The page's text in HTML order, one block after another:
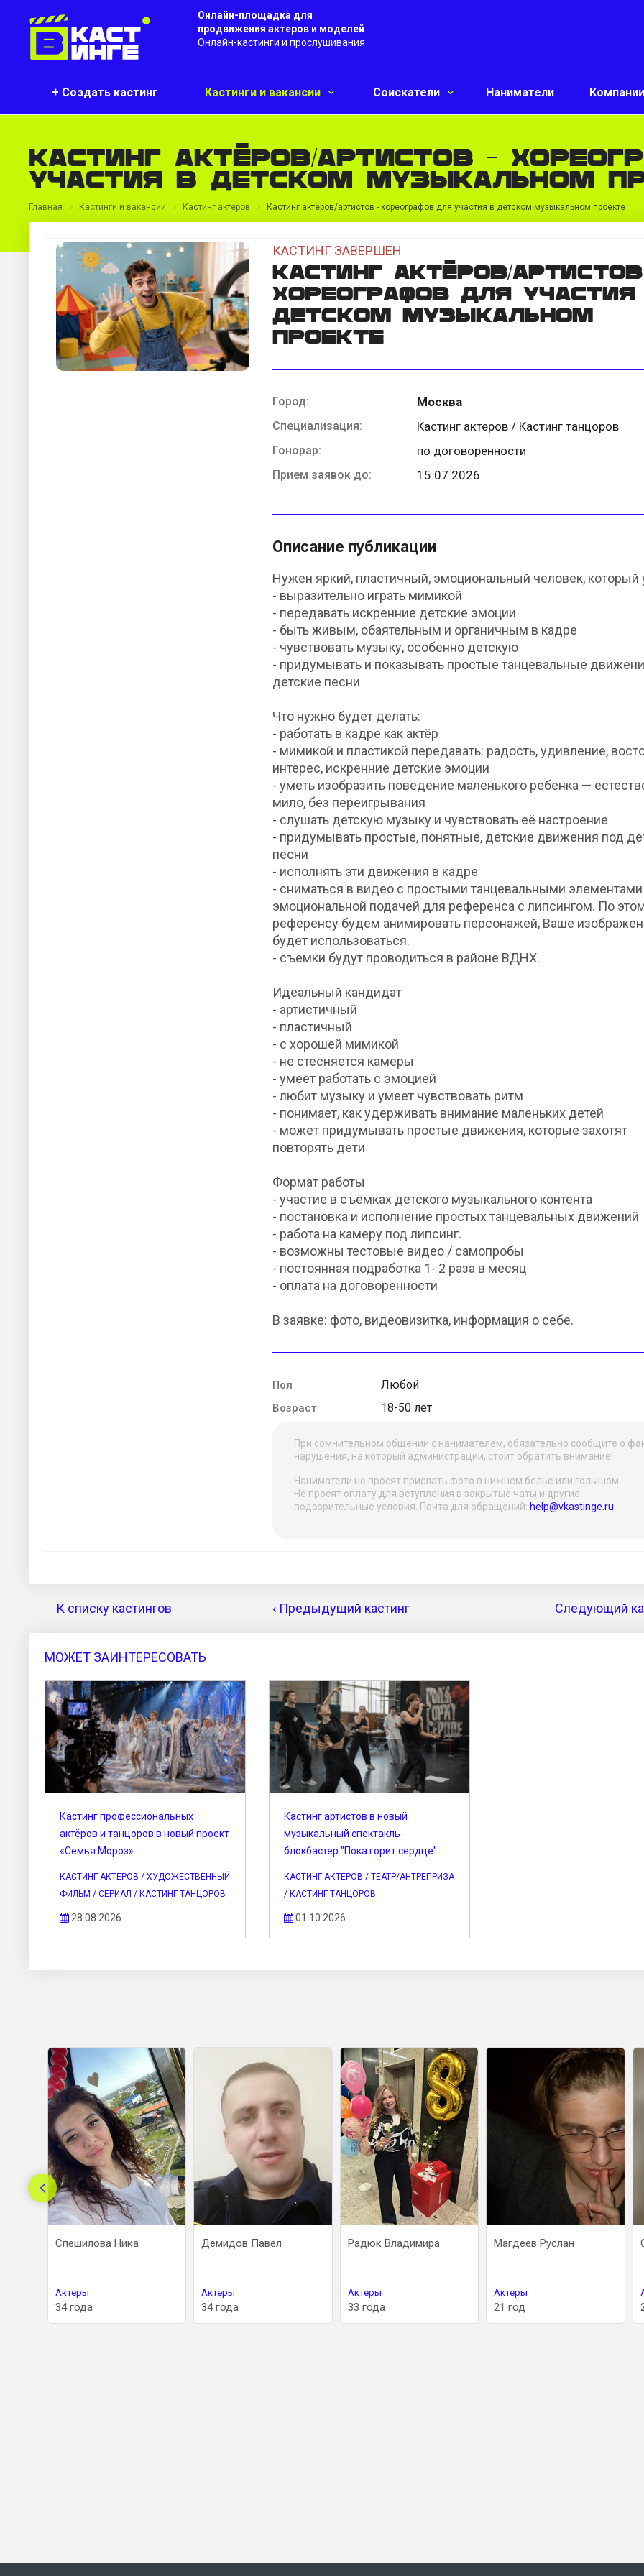
Онлайн-площадка для
продвижения актеров и моделей
Онлайн-кастинги и прослушивания
+ Создать кастинг Кастинги и вакансии Соискатели Наниматели Компании
Кастинг актёров/артистов -
участия в детском музыкальном
Главная Кастинги и вакансии Кастинг актеров Кастинг актёров/артистов - хореографов для участия в детском музыкальном проекте
КАСТИНГ ЗАВЕРШЕН
Кастинг актёров/
хореографов для участия
детском музыкальном
проекте
Город: Москва
Специализация: Кастинг актеров / Кастинг танцоров
Гонорар: по договоренности
Прием заявок до: 15.07.2026
Описание публикации
Нужен яркий, пластичный, эмоциональный человек, который
- выразительно играть мимикой
- передавать искренние детские эмоции
- быть живым, обаятельным и органичным в кадре
- чувствовать музыку, особенно детскую
- придумывать и показывать простые танцевальные
детские песни
Что нужно будет делать:
- работать в кадре как актёр
- мимикой и пластикой передавать: радость, удивление,
интерес, искренние детские эмоции
- уметь изобразить поведение маленького ребёнка —
мило, без переигрывания
- слушать детскую музыку и чувствовать её настроение
- придумывать простые, понятные, детские движения под
песни
- исполнять эти движения в кадре
- сниматься в видео с простыми танцевальными элементами
эмоциональной подачей для референса с липсингом. По
референсу будем анимировать персонажей, Ваше
будет использоваться.
- съемки будут проводиться в районе ВДНХ.
Идеальный кандидат
- артистичный
- пластичный
- с хорошей мимикой
- не стесняется камеры
- умеет работать с эмоцией
- любит музыку и умеет чувствовать ритм
- понимает, как удерживать внимание маленьких детей
- может придумывать простые движения, которые захотят
повторять дети
Формат работы
- участие в съёмках детского музыкального контента
- постановка и исполнение простых танцевальных движений
- работа на камеру под липсинг.
- возможны тестовые видео / самопробы
- постоянная подработка 1- 2 раза в месяц
- оплата на договоренности
В заявке: фото, видеовизитка, информация о себе.
Пол Любой
Возраст 18-50 лет
При сомнительном общении с нанимателем, обязательно сообщите о
нарушения, на который администрации, стоит обратить внимание!
Наниматели не просят прислать фото в нижнем белье или голышом.
Не просят оплату для вступления в закрытые чаты и другие
подозрительные условия. Почта для обращений: help@vkastinge.ru
К списку кастингов ‹ Предыдущий кастинг Следующий
МОЖЕТ ЗАИНТЕРЕСОВАТЬ
Кастинг профессиональных
актёров и танцоров в новый проект
«Семья Мороз»
КАСТИНГ АКТЕРОВ / ХУДОЖЕСТВЕННЫЙ
ФИЛЬМ / СЕРИАЛ / КАСТИНГ ТАНЦОРОВ
28.08.2026
Кастинг артистов в новый
музыкальный спектакль-
блокбастер "Пока горит сердце"
КАСТИНГ АКТЕРОВ / ТЕАТР/АНТРЕПРИЗА
/ КАСТИНГ ТАНЦОРОВ
01.10.2026
Спешилова Ника
Актеры
34 года
Демидов Павел
Актеры
34 года
Радюк Владимира
Актеры
33 года
Магдеев Руслан
Актеры
21 год